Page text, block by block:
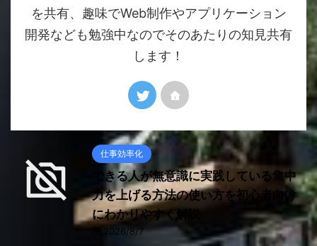
を共有、趣味でWeb制作やアプリケーション
開発なども勉強中なのでそのあたりの知見共有
します！
仕事効率化
できる人が無意識に実践している集中
力を上げる方法の使い方を初心者向け
にわかりやすく解説
2026/8/7